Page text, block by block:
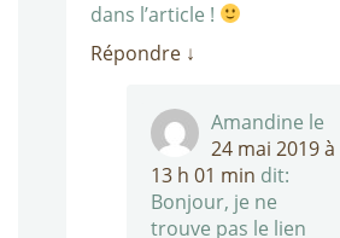
dans l’article !
Répondre ↓
Amandine le
24 mai 2019 à
13 h 01 min dit:
Bonjour, je ne
trouve pas le lien